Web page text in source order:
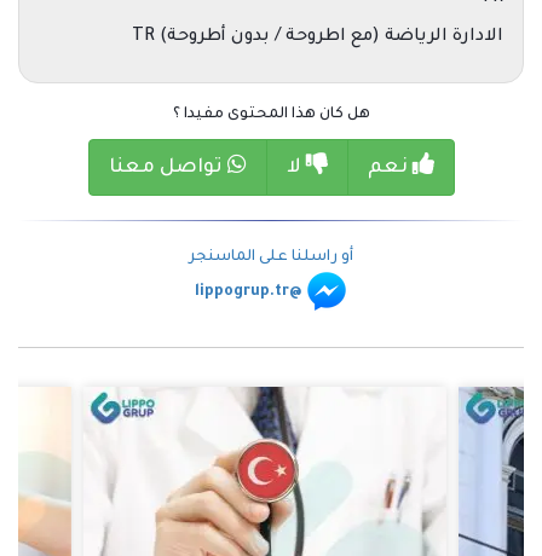
الادارة الرياضة (مع اطروحة / بدون أطروحة) TR
هل كان هذا المحتوى مفيدا ؟
نعم لا تواصل معنا
أو راسلنا على الماسنجر
@lippogrup.tr